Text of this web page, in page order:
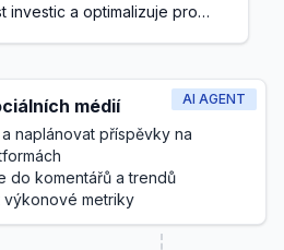
investic a optimalizuje pro
AI AGENT
médií
naplánovat příspěvky na
do komentářů a trendů
výkonové metriky